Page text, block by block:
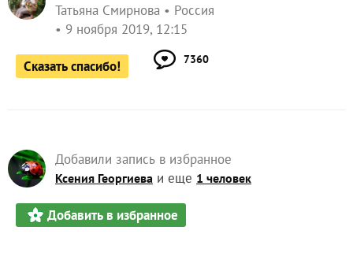
Татьяна Смирнова
Россия
9 ноября 2019, 12:15
Сказать спасибо! 7360
Добавили запись в избранное
Ксения Георгиева и еще 1 человек
Добавить в избранное